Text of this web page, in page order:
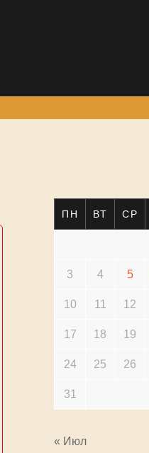
ПН ВТ СР
3 4 5
10 11 12
17 18 19
24 25 26
31
« Июл